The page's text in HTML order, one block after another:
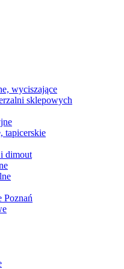
wyciszające
sklepowych
tapicerskie
dimout
Poznań